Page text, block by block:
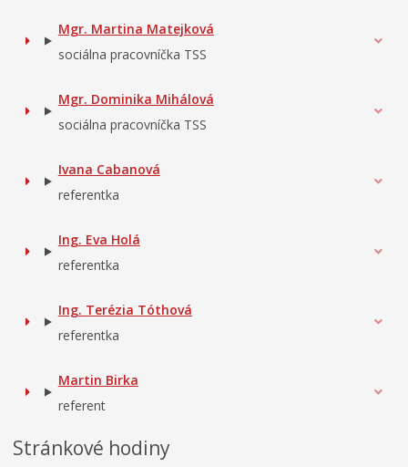
Mgr. Martina Matejková
sociálna pracovníčka TSS
Mgr. Dominika Mihálová
sociálna pracovníčka TSS
Ivana Cabanová
referentka
Ing. Eva Holá
referentka
Ing. Terézia Tóthová
referentka
Martin Birka
referent
Stránkové hodiny